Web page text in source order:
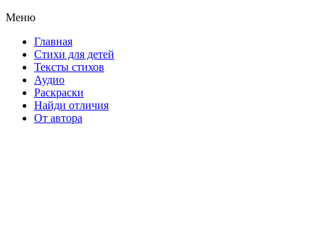
Меню
Главная
Стихи для детей
Тексты стихов
Аудио
Раскраски
Найди отличия
От автора